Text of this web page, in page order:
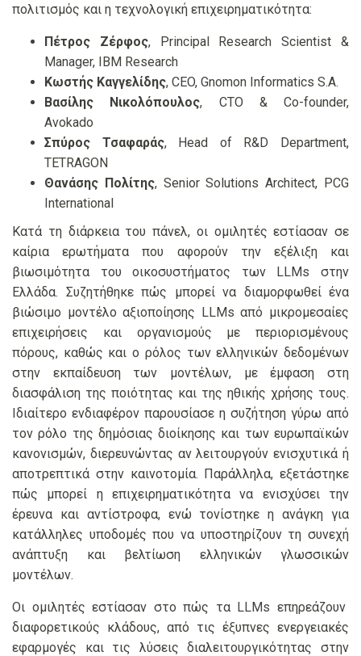
πολιτισμός και η τεχνολογική επιχειρηματικότητα:
Πέτρος Ζέρφος, Principal Research Scientist &
Manager, IBM Research
Κωστής Καγγελίδης, CEO, Gnomon Informatics S.A.
Βασίλης Νικολόπουλος, CTO & Co-founder,
Avokado
Σπύρος Τσαφαράς, Head of R&D Department,
TETRAGON
Θανάσης Πολίτης, Senior Solutions Architect, PCG
International
Κατά τη διάρκεια του πάνελ, οι ομιλητές εστίασαν σε
καίρια ερωτήματα που αφορούν την εξέλιξη και
βιωσιμότητα του οικοσυστήματος των LLMs στην
Ελλάδα. Συζητήθηκε πώς μπορεί να διαμορφωθεί ένα
βιώσιμο μοντέλο αξιοποίησης LLMs από μικρομεσαίες
επιχειρήσεις και οργανισμούς με περιορισμένους
πόρους, καθώς και ο ρόλος των ελληνικών δεδομένων
στην εκπαίδευση των μοντέλων, με έμφαση στη
διασφάλιση της ποιότητας και της ηθικής χρήσης τους.
Ιδιαίτερο ενδιαφέρον παρουσίασε η συζήτηση γύρω από
τον ρόλο της δημόσιας διοίκησης και των ευρωπαϊκών
κανονισμών, διερευνώντας αν λειτουργούν ενισχυτικά ή
αποτρεπτικά στην καινοτομία. Παράλληλα, εξετάστηκε
πώς μπορεί η επιχειρηματικότητα να ενισχύσει την
έρευνα και αντίστροφα, ενώ τονίστηκε η ανάγκη για
κατάλληλες υποδομές που να υποστηρίζουν τη συνεχή
ανάπτυξη και βελτίωση ελληνικών γλωσσικών
μοντέλων.
Οι ομιλητές εστίασαν στο πώς τα LLMs επηρεάζουν
διαφορετικούς κλάδους, από τις έξυπνες ενεργειακές
εφαρμογές και τις λύσεις διαλειτουργικότητας στην